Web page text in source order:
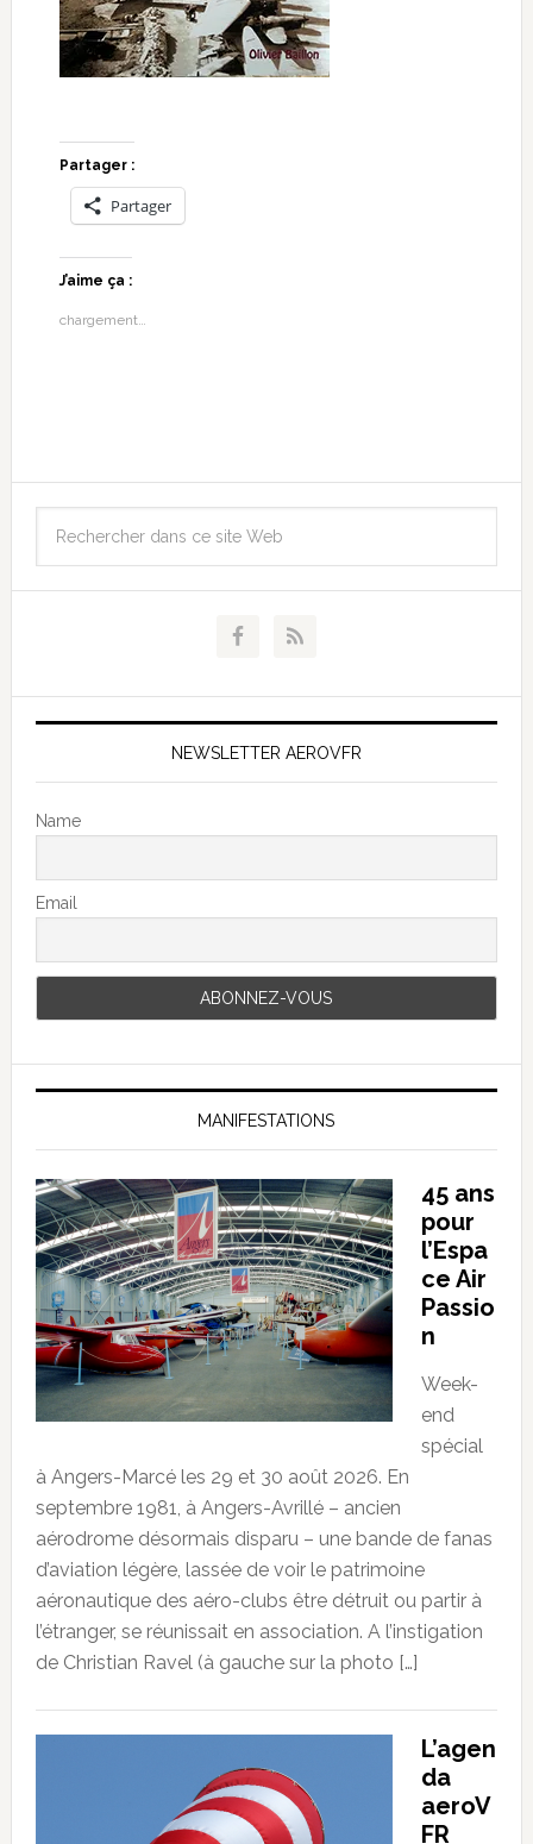
Partager :
Partager
J’aime ça :
chargement…
NEWSLETTER AEROVFR
Name
Email
MANIFESTATIONS
45 ans
pour
l’Espa
ce Air
Passio
n
Week-
end
spécial
à Angers-Marcé les 29 et 30 août 2026. En
septembre 1981, à Angers-Avrillé – ancien
aérodrome désormais disparu – une bande de fanas
d’aviation légère, lassée de voir le patrimoine
aéronautique des aéro-clubs être détruit ou partir à
l’étranger, se réunissait en association. A l’instigation
de Christian Ravel (à gauche sur la photo […]
L’agen
da
aeroV
FR